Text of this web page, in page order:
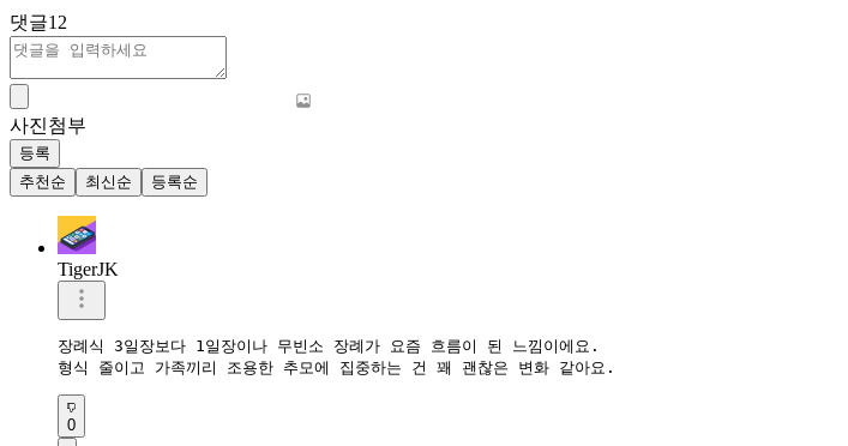
댓글12
사진첨부
등록
추천순
최신순 등록순
TigerJK
장례식 3일장보다 1일장이나 무빈소 장례가 요즘 흐름이 된 느낌이에요.
형식 줄이고 가족끼리 조용한 추모에 집중하는 건 꽤 괜찮은 변화 같아요.
0